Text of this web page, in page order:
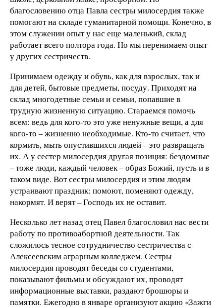
благословению отца Павла сестры милосердия также
помогают на складе гуманитарной помощи. Конечно, в
этом служении опыт у нас еще маленький, склад
работает всего полтора года. Но мы перенимаем опыт
у других сестричеств.
Принимаем одежду и обувь, как для взрослых, так и
для детей, бытовые предметы, посуду. Приходят на
склад многодетные семьи и семьи, попавшие в
трудную жизненную ситуацию. Стараемся помочь
всем: ведь для кого-то это уже ненужные вещи, а для
кого-то – жизненно необходимые. Кто-то считает, что
кормить, мыть опустившихся людей – это развращать
их. А у сестер милосердия другая позиция: бездомные
– тоже люди, каждый человек – образ Божий, пусть и в
таком виде. Вот сестры милосердия и этим людям
устраивают праздник: помоют, поменяют одежду,
накормят. И верят – Господь их не оставит.
Несколько лет назад отец Павел благословил нас вести
работу по противоабортной деятельности. Так
сложилось тесное сотрудничество сестричества с
Алексеевским аграрным колледжем. Сестры
милосердия проводят беседы со студентами,
показывают фильмы и обсуждают их, проводят
информационные выставки, раздают брошюры и
памятки. Ежегодно в январе организуют акцию «Зажги